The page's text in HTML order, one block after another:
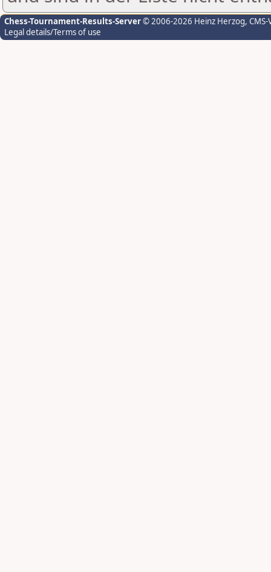
Chess-Tournament-Results-Server© 2006-2026 Heinz Herzog,
Legal details/Terms of use